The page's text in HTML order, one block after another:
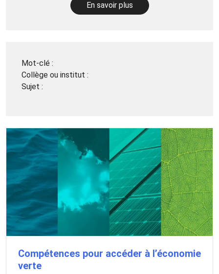
En savoir plus
Mot-clé :
Collège ou institut :
Sujet :
Compétences pour accéder à l’économie
verte